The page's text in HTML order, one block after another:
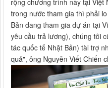
rộng chương trình này tại
trong nước tham gia thì phải
Bản đang tham gia dự án tại
yêu cầu trả lương), chúng tôi
tác quốc tế Nhật Bản) tài trợ
quả", ông Nguyễn Viết Chiến